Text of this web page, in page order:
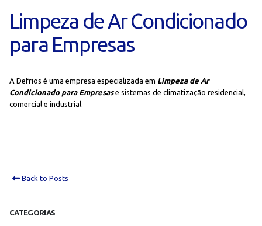
Limpeza de Ar Condicionado
para Empresas
A Defrios é uma empresa especializada em Limpeza de Ar
Condicionado para Empresase sistemas de climatização residencial,
comercial e industrial.
Back to Posts
CATEGORIAS